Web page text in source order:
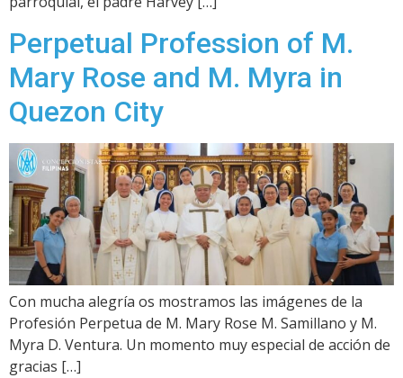
Perpetual Profession of M.
Mary Rose and M. Myra in
Quezon City
Con mucha alegría os mostramos las imágenes de la
Profesión Perpetua de M. Mary Rose M. Samillano y M.
Myra D. Ventura. Un momento muy especial de acción de
gracias […]